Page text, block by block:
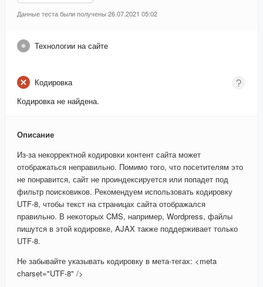
Данные теста были получены 26.07.2021 05:02
Технологии на сайте
Кодировка
Кодировка не найдена.
Описание
Из-за некорректной кодировки контент сайта может
отображаться неправильно. Помимо того, что посетителям это
не понравится, сайт не проиндексируется или попадет под
фильтр поисковиков. Рекомендуем использовать кодировку
UTF-8, чтобы текст на страницах сайта отображался
правильно. В некоторых CMS, например, Wordpress, файлы
пишутся в этой кодировке, AJAX также поддерживает только
UTF-8.
Не забывайте указывать кодировку в мета-тегах: <meta
charset="UTF-8" />